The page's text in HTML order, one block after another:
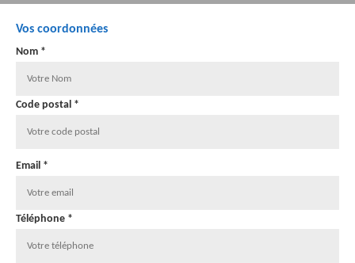
Vos coordonnées
Nom *
Code postal *
Email *
Téléphone *